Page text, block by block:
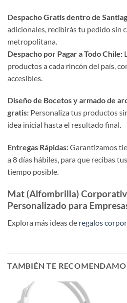
Despacho Gratis dentro de
adicionales, recibirás tu pedido sin
metropolitana.
Despacho por Pagar a Todo Chile:
productos a cada rincón del país,
accesibles.
Diseño de Bocetos y armado de
gratis: Personaliza tus productos
idea inicial hasta el resultado final.
Entregas Rápidas:Garantizamos
a 8 días hábiles, para que recibas
tiempo posible.
Mat (Alfombrilla)
Personalizado para
Explora más ideas de regalos
TAMBIÉN TE